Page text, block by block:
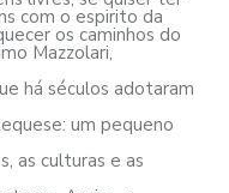
com o espirito da
os caminhos do
Mazzolari,
há séculos adotaram
um pequeno
as culturas e as